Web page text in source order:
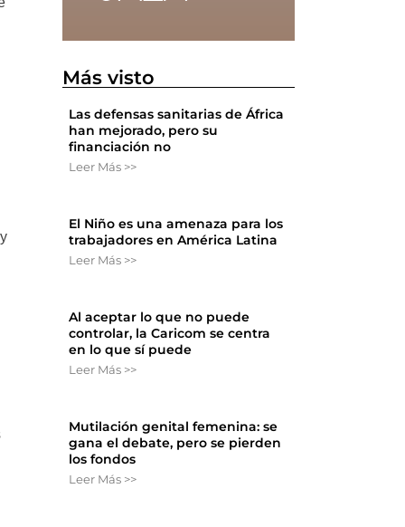
Más visto
Las defensas sanitarias de África
han mejorado, pero su
financiación no
Leer Más >>
El Niño es una amenaza para los
trabajadores en América Latina
Leer Más >>
Al aceptar lo que no puede
controlar, la Caricom se centra
en lo que sí puede
Leer Más >>
Mutilación genital femenina: se
gana el debate, pero se pierden
los fondos
Leer Más >>